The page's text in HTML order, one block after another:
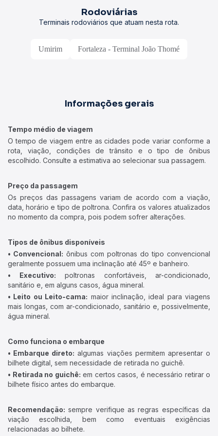
Rodoviárias
Terminais rodoviários que atuam nesta rota.
Umirim Fortaleza - Terminal João Thomé
Informações gerais
Tempo médio de viagem
O tempo de viagem entre as cidades pode variar conforme a
rota, viação, condições de trânsito e o tipo de ônibus
escolhido. Consulte a estimativa ao selecionar sua passagem.
Preço da passagem
Os preços das passagens variam de acordo com a viação,
data, horário e tipo de poltrona. Confira os valores atualizados
no momento da compra, pois podem sofrer alterações.
Tipos de ônibus disponíveis
• Convencional: ônibus com poltronas do tipo convencional
geralmente possuem uma inclinação até 45º e banheiro.
• Executivo: poltronas confortáveis, ar-condicionado,
sanitário e, em alguns casos, água mineral.
• Leito ou Leito-cama: maior inclinação, ideal para viagens
mais longas, com ar-condicionado, sanitário e, possivelmente,
água mineral.
Como funciona o embarque
• Embarque direto: algumas viações permitem apresentar o
bilhete digital, sem necessidade de retirada no guichê.
• Retirada no guichê: em certos casos, é necessário retirar o
bilhete físico antes do embarque.
Recomendação: sempre verifique as regras específicas da
viação escolhida, bem como eventuais exigências
relacionadas ao bilhete.